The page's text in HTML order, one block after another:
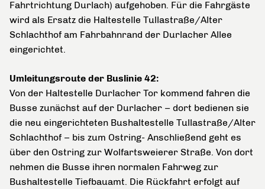
Fahrtrichtung Durlach) aufgehoben. Für die Fahrgäste
wird als Ersatz die Haltestelle Tullastraße/Alter
Schlachthof am Fahrbahnrand der Durlacher Allee
eingerichtet.
Umleitungsroute der Buslinie 42:
Von der Haltestelle Durlacher Tor kommend fahren die
Busse zunächst auf der Durlacher – dort bedienen sie
die neu eingerichteten Bushaltestelle Tullastraße/Alter
Schlachthof – bis zum Ostring- Anschließend geht es
über den Ostring zur Wolfartsweierer Straße. Von dort
nehmen die Busse ihren normalen Fahrweg zur
Bushaltestelle Tiefbauamt. Die Rückfahrt erfolgt auf